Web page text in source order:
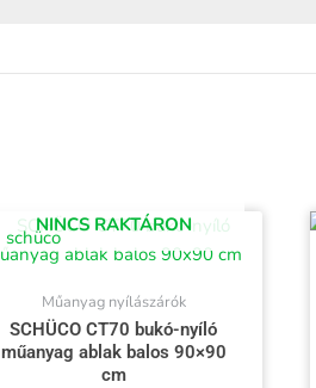
NINCS RAKTÁRON
Műanyag nyílászárók
SCHÜCO CT70 bukó-nyíló
műanyag ablak balos 90×90
cm